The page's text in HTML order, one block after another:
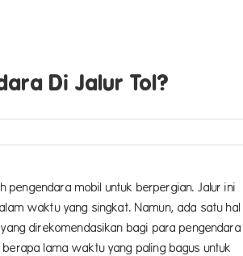
Di Jalur Tol?
pengendara mobil untuk berpergian. Jalur ini
waktu yang singkat. Namun, ada satu hal
direkomendasikan bagi para pengendara
lama waktu yang paling bagus untuk